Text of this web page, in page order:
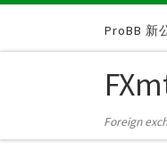
Skip to contentProBB 新
Foreign